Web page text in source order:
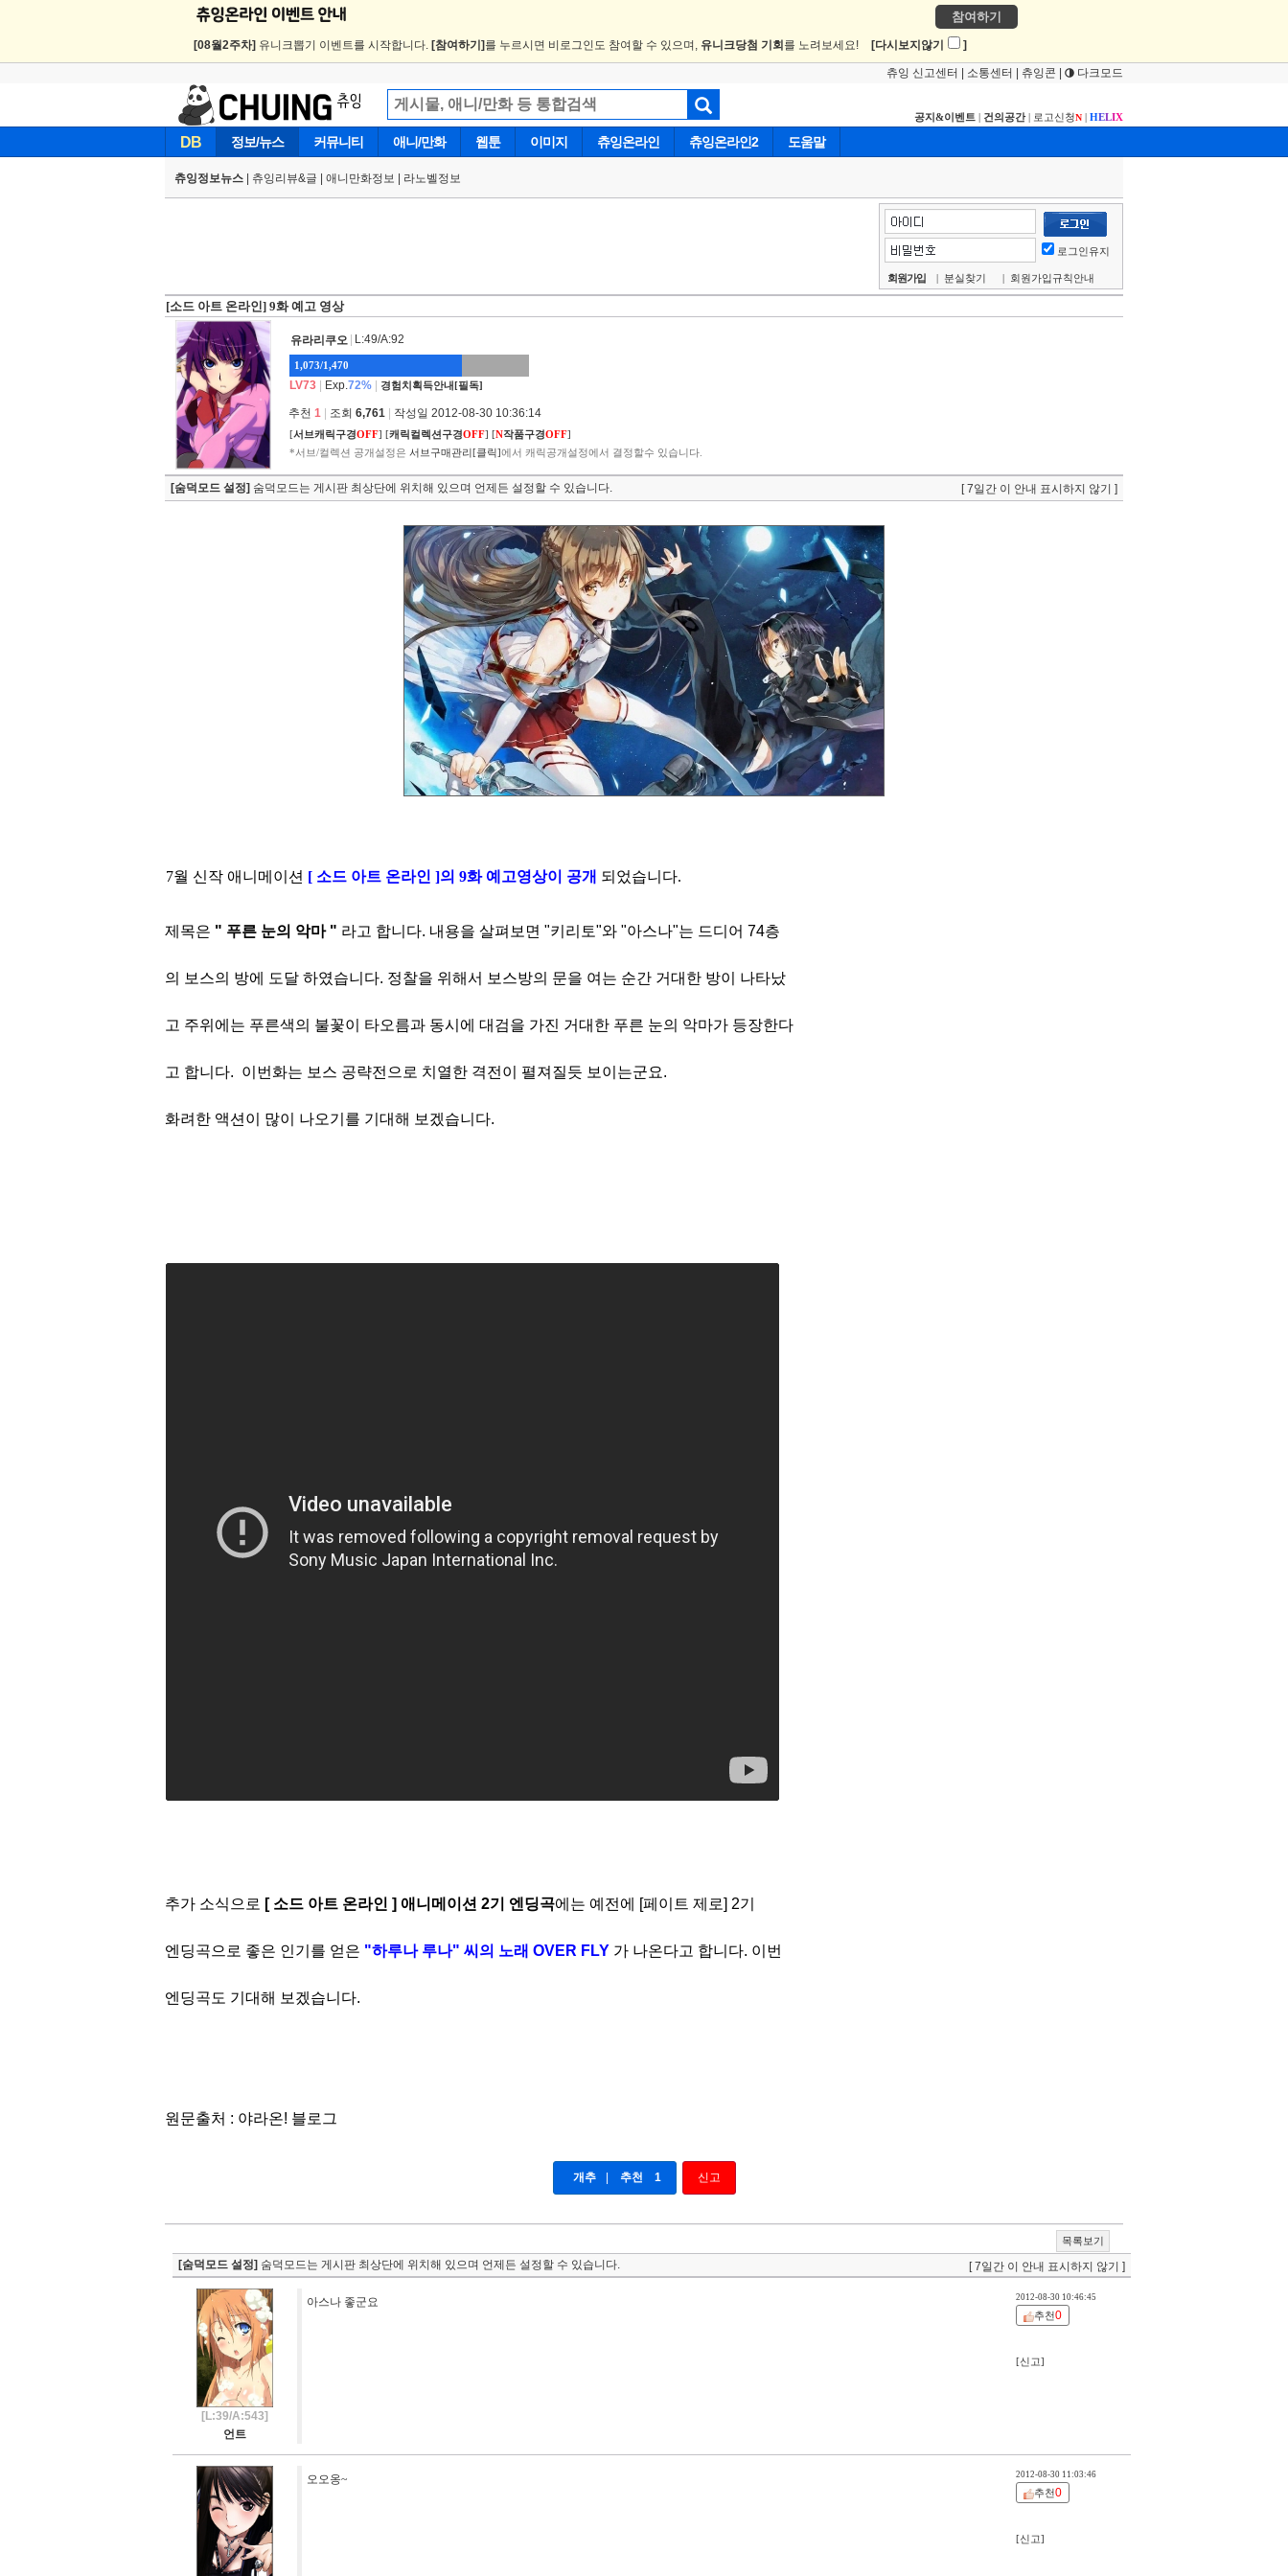
참여하기
[08월2주차] 유니크뽑기 이벤트를 시작합니다. [참여하기] 를 누르시면 비로그인도 참여할 수 있으며, 유니크당첨 기회 를 노려보세요! [다시보지않기 ]
츄잉 신고센터 소통센터 츄잉콘 다크모드
공지&이벤트 | 건의공간| 로고신청N | HELIX
DB 정보/뉴스 커뮤니티 애니/만화 웹툰 이미지 츄잉온라인 츄잉온라인2 도움말
츄잉정보뉴스 츄잉리뷰&글 애니만화정보 라노벨정보
로그인유지
회원가입 | 분실찾기 | 회원가입규칙안내
[소드 아트 온라인] 9화 예고 영상
유라리쿠오 L:49/A:92
1,073/1,470
LV73 Exp.72% 경험치획득안내[필독]
추천 1 조회 6,761 작성일 2012-08-30 10:36:14
[서브캐릭구경OFF] [캐릭컬렉션구경OFF] [N작품구경OFF]
*서브/컬렉션 공개설정은 서브구매관리[클릭]에서 캐릭공개설정에서 결정할수 있습니다.
[숨덕모드 설정] 숨덕모드는 게시판 최상단에 위치해 있으며 언제든 설정할 수 있습니다. [ 7일간 이 안내 표시하지 않기 ]
7월 신작 애니메이션 [ 소드 아트 온라인 ]의 9화 예고영상이 공개 되었습니다.
제목은 " 푸른 눈의 악마 " 라고 합니다. 내용을 살펴보면 "키리토"와 "아스나"는 드디어 74층
의 보스의 방에 도달 하였습니다. 정찰을 위해서 보스방의 문을 여는 순간 거대한 방이 나타났
고 주위에는 푸른색의 불꽃이 타오름과 동시에 대검을 가진 거대한 푸른 눈의 악마가 등장한다
고 합니다. 이번화는 보스 공략전으로 치열한 격전이 펼져질듯 보이는군요.
화려한 액션이 많이 나오기를 기대해 보겠습니다.
추가 소식으로 [ 소드 아트 온라인 ] 애니메이션 2기 엔딩곡에는 예전에 [페이트 제로] 2기
엔 딩곡으로 좋은 인기 를 얻은 "하루나 루나" 씨의 노래 OVER FLY 가 나온다고 합니다. 이번
엔딩곡도 기대해 보겠습니다.
원문출처 : 야라온! 블로그
개추 추천 1 신고
목록보기
[숨덕모드 설정] 숨덕모드는 게시판 최상단에 위치해 있으며 언제든 설정할 수 있습니다. [ 7일간 이 안내 표시하지 않기 ]
[L:39/A:543]
언트
아스나 좋군요 2012-08-30 10:46:45
추천0
[신고]
오오옹~ 2012-08-30 11:03:46
추천0
[신고]